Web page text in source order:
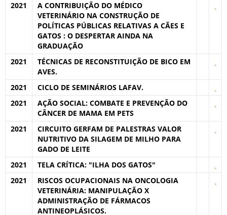
2021
A CONTRIBUIÇÃO DO MÉDICO
VETERINÁRIO NA CONSTRUÇÃO DE
POLÍTICAS PÚBLICAS RELATIVAS A CÃES E
GATOS : O DESPERTAR AINDA NA
GRADUAÇÃO
2021
TÉCNICAS DE RECONSTITUIÇÃO DE BICO EM
AVES.
2021
CICLO DE SEMINÁRIOS LAFAV.
2021
AÇÃO SOCIAL: COMBATE E PREVENÇÃO DO
CÂNCER DE MAMA EM PETS
2021
CIRCUITO GERFAM DE PALESTRAS VALOR
NUTRITIVO DA SILAGEM DE MILHO PARA
GADO DE LEITE
2021
TELA CRÍTICA: "ILHA DOS GATOS"
2021
RISCOS OCUPACIONAIS NA ONCOLOGIA
VETERINÁRIA: MANIPULAÇÃO X
ADMINISTRAÇÃO DE FÁRMACOS
ANTINEOPLÁSICOS.